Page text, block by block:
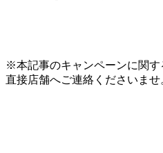
※本記事のキャンペーンに関
直接店舗へご連絡くださいませ